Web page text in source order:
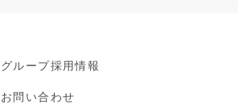
グループ採用情報
お問い合わせ